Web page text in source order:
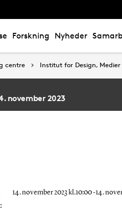
Forskning Nyheder
centre Institut for Design,
november 2023
centre Institut for Design,
14. november 2023 kl.10:00 -14.